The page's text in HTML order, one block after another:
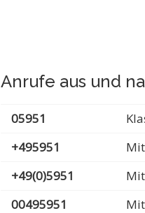
Anrufe aus und
05951
+495951
+49(0)5951
00495951